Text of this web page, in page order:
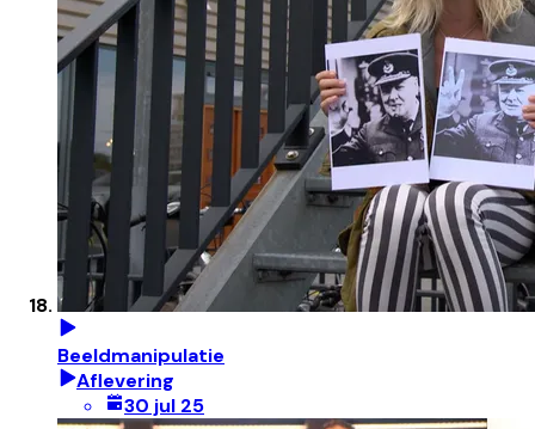
Beeldmanipulatie
Aflevering
30 jul 25